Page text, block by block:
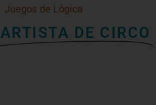
Juegos de Lógica
ARTISTA DE CIRCO